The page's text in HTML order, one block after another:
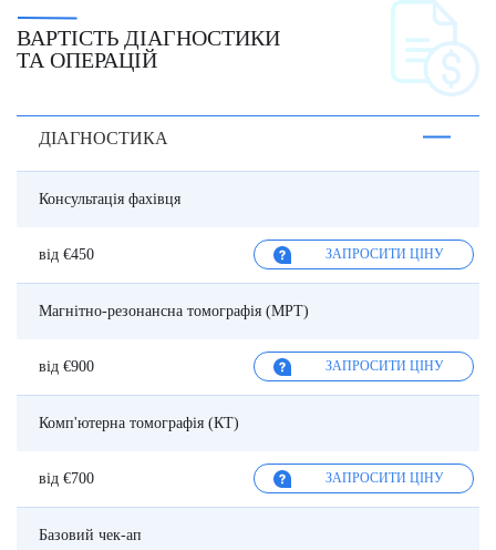
ВАРТІСТЬ ДІАГНОСТИКИ
ТА ОПЕРАЦІЙ
ДІАГНОСТИКА
Консультація фахівця
від €450 ЗАПРОСИТИ ЦІНУ
Магнітно-резонансна томографія (МРТ)
від €900 ЗАПРОСИТИ ЦІНУ
Комп'ютерна томографія (КТ)
від €700 ЗАПРОСИТИ ЦІНУ
Базовий чек-ап